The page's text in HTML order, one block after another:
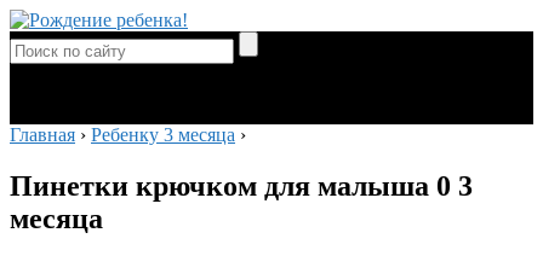
Главная › Ребенку 3 месяца ›
Пинетки крючком для малыша 0 3
месяца